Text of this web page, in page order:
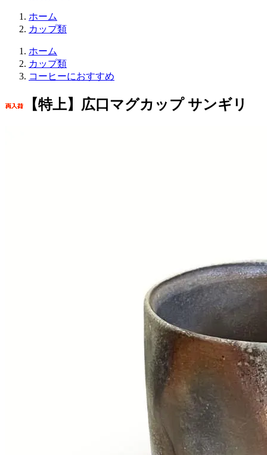
ホーム
カップ類
ホーム
カップ類
コーヒーにおすすめ
【特上】広口マグカップ サンギリ